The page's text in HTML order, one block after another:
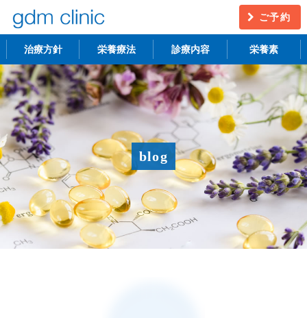
ご予約
治療方針 栄養療法 診療内容
不妊治療 うつ・慢性疲労
アンチエイジング 更年期障害
アトピー性皮膚炎 ニキビ・シミ
レーザー脱毛 月経
栄養素
blog